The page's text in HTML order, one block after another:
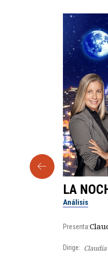
LA
Análisis
Presenta:
Dirige: